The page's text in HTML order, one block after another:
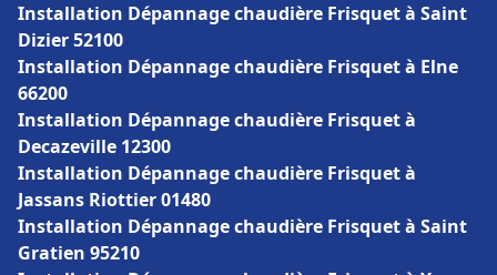
Installation Dépannage chaudière Frisquet à Saint
Dizier 52100
Installation Dépannage chaudière Frisquet à Elne
66200
Installation Dépannage chaudière Frisquet à
Decazeville 12300
Installation Dépannage chaudière Frisquet à
Jassans Riottier 01480
Installation Dépannage chaudière Frisquet à Saint
Gratien 95210